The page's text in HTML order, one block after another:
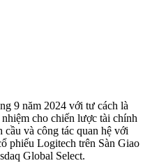
9 năm 2024 với tư cách là
cho chiến lược tài chính
và công tác quan hệ với
phiếu Logitech trên Sàn Giao
Global Select.